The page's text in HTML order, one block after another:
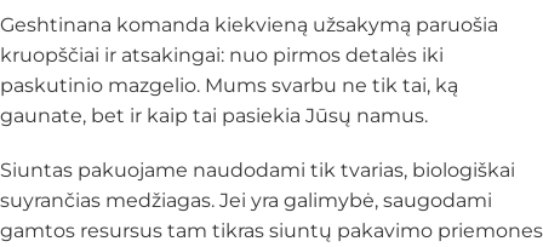
Geshtinana komanda kiekvieną užsakymą paruošia
kruopščiai ir atsakingai: nuo pirmos detalės iki
paskutinio mazgelio. Mums svarbu ne tik tai, ką
gaunate, bet ir kaip tai pasiekia Jūsų namus.
Siuntas pakuojame naudodami tik tvarias, biologiškai
suyrančias medžiagas. Jei yra galimybė, saugodami
gamtos resursus tam tikras siuntų pakavimo priemones